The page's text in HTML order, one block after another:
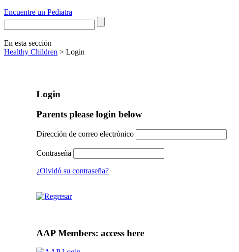
Encuentre un Pediatra
En esta sección
Healthy Children > Login
Login
Parents please login below
Dirección de correo electrónico
Contraseña
¿Olvidó su contraseña?
AAP Members: access here